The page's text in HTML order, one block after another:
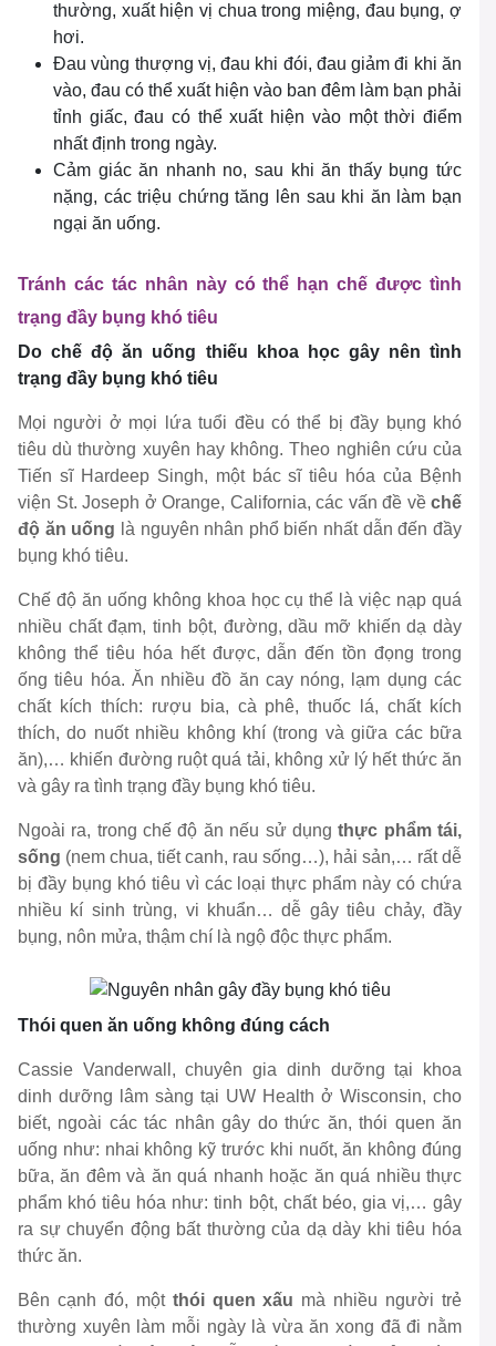
thường, xuất hiện vị chua trong miệng, đau bụng, ợ
hơi.
Đau vùng thượng vị, đau khi đói, đau giảm đi khi ăn
vào, đau có thể xuất hiện vào ban đêm làm bạn phải
tỉnh giấc, đau có thể xuất hiện vào một thời điểm
nhất định trong ngày.
Cảm giác ăn nhanh no, sau khi ăn thấy bụng tức
nặng, các triệu chứng tăng lên sau khi ăn làm bạn
ngại ăn uống.
Tránh các tác nhân này có thể hạn chế được tình
trạng đầy bụng khó tiêu
Do chế độ ăn uống thiếu khoa học gây nên tình
trạng đầy bụng khó tiêu
Mọi người ở mọi lứa tuổi đều có thể bị đầy bụng khó
tiêu dù thường xuyên hay không. Theo nghiên cứu của
Tiến sĩ Hardeep Singh, một bác sĩ tiêu hóa của Bệnh
viện St. Joseph ở Orange, California, các vấn đề vềchế
độ ăn uống là nguyên nhân phổ biến nhất dẫn đến đầy
bụng khó tiêu.
Chế độ ăn uống không khoa học cụ thể là việc nạp quá
nhiều chất đạm, tinh bột, đường, dầu mỡ khiến dạ dày
không thể tiêu hóa hết được, dẫn đến tồn đọng trong
ống tiêu hóa. Ăn nhiều đồ ăn cay nóng, lạm dụng các
chất kích thích: rượu bia, cà phê, thuốc lá, chất kích
thích, do nuốt nhiều không khí (trong và giữa các bữa
ăn),… khiến đường ruột quá tải, không xử lý hết thức ăn
và gây ra tình trạng đầy bụng khó tiêu.
Ngoài ra, trong chế độ ăn nếu sử dụng thực phẩm tái,
sống (nem chua, tiết canh, rau sống…), hải sản,… rất dễ
bị đầy bụng khó tiêu vì các loại thực phẩm này có chứa
nhiều kí sinh trùng, vi khuẩn… dễ gây tiêu chảy, đầy
bụng, nôn mửa, thậm chí là ngộ độc thực phẩm.
Thói quen ăn uống không đúng cách
Cassie Vanderwall , chuyên gia dinh dưỡng tại khoa
dinh dưỡng lâm sàng tại UW Health ở Wisconsin, cho
biết, ngoài các tác nhân gây do thức ăn, thói quen ăn
uống như: nhai không kỹ trước khi nuốt, ăn không đúng
bữa, ăn đêm và ăn quá nhanh hoặc ăn quá nhiều thực
phẩm khó tiêu hóa như: tinh bột, chất béo, gia vị,… gây
ra sự chuyển động bất thường của dạ dày khi tiêu hóa
thức ăn.
Bên cạnh đó, một thói quen xấu mà nhiều người trẻ
thường xuyên làm mỗi ngày là vừa ăn xong đã đi nằm